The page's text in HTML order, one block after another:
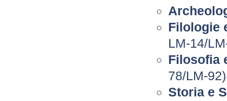
Filologie
LM-14/
Filosofia
78/LM-92)
Storia e